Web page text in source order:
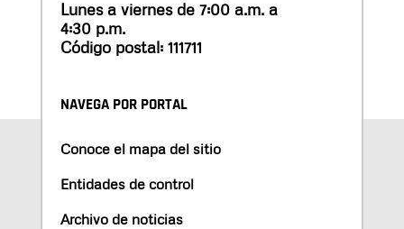
Lunes a viernes de 7:00 a.m. a
4:30 p.m.
Código postal: 111711
NAVEGA POR PORTAL
Conoce el mapa del sitio
Entidades de control
Archivo de noticias